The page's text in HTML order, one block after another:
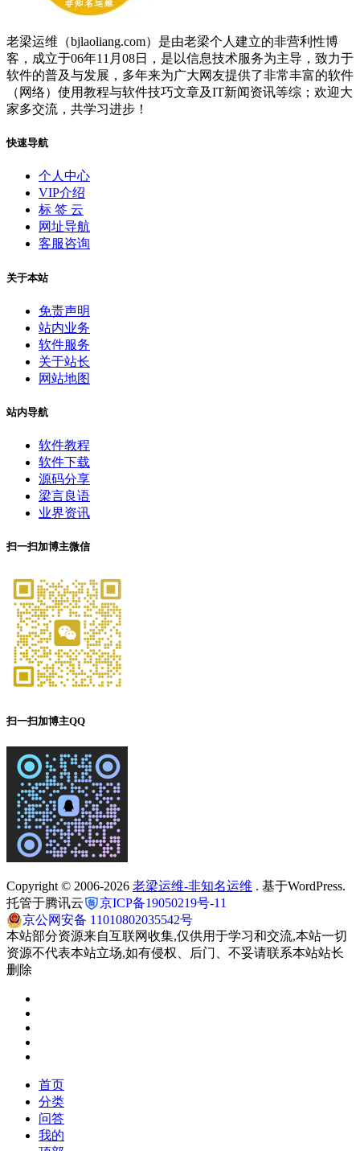
老梁运维（bjlaoliang.com）是由老梁个人建立的非营利性博
客，成立于06年11月08日，是以信息技术服务为主导，致力于
软件的普及与发展，多年来为广大网友提供了非常丰富的软件
（网络）使用教程与软件技巧文章及IT新闻资讯等综；欢迎大
家多交流，共学习进步！
快速导航
个人中心
VIP介绍
标 签 云
网址导航
客服咨询
关于本站
免责声明
站内业务
软件服务
关于站长
网站地图
站内导航
软件教程
软件下载
源码分享
梁言良语
业界资讯
扫一扫加博主微信
扫一扫加博主QQ
Copyright © 2006-2026 老梁运维-非知名运维 . 基于WordPress.
托管于腾讯云
京ICP备19050219号-11
京公网安备 11010802035542号
本站部分资源来自互联网收集,仅供用于学习和交流,本站一切
资源不代表本站立场,如有侵权、后门、不妥请联系本站站长
删除
首页
分类
问答
我的